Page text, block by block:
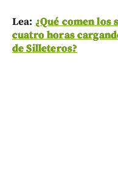
Lea: ¿Qué comen
cuatro horas
de Silleteros?